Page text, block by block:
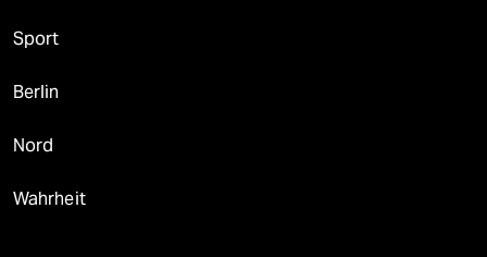
Sport
Berlin
Nord
Wahrheit